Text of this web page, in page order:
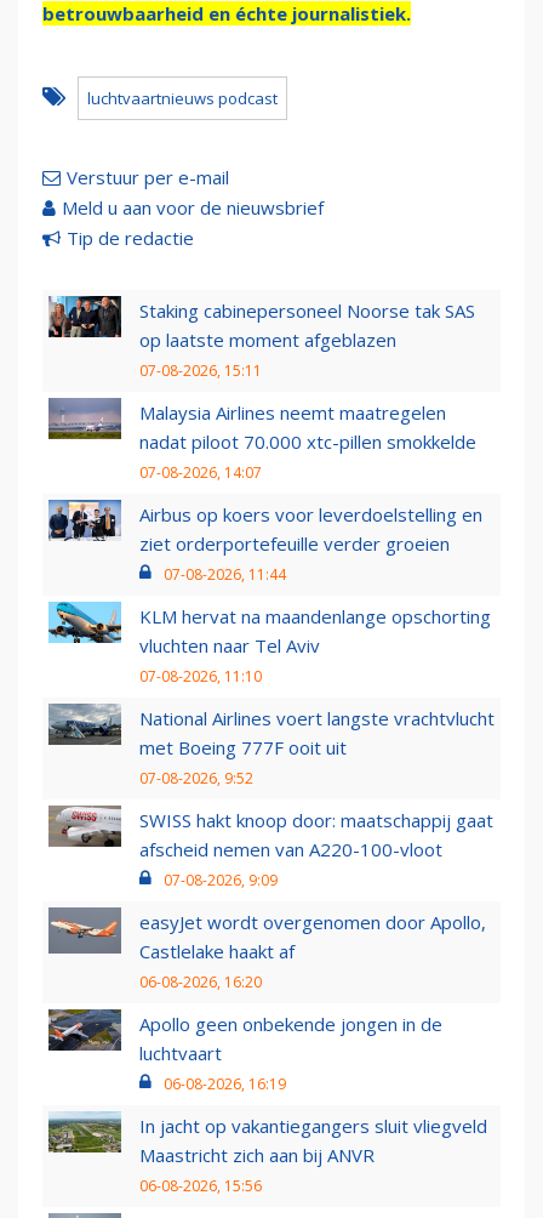
betrouwbaarheid en échte journalistiek.
luchtvaartnieuws podcast
Verstuur per e-mail
Meld u aan voor de nieuwsbrief
Tip de redactie
Staking cabinepersoneel Noorse tak SAS
op laatste moment afgeblazen
07-08-2026, 15:11
Malaysia Airlines neemt maatregelen
nadat piloot 70.000 xtc-pillen smokkelde
07-08-2026, 14:07
Airbus op koers voor leverdoelstelling en
ziet orderportefeuille verder groeien
07-08-2026, 11:44
KLM hervat na maandenlange opschorting
vluchten naar Tel Aviv
07-08-2026, 11:10
National Airlines voert langste vrachtvlucht
met Boeing 777F ooit uit
07-08-2026, 9:52
SWISS hakt knoop door: maatschappij gaat
afscheid nemen van A220-100-vloot
07-08-2026, 9:09
easyJet wordt overgenomen door Apollo,
Castlelake haakt af
06-08-2026, 16:20
Apollo geen onbekende jongen in de
luchtvaart
06-08-2026, 16:19
In jacht op vakantiegangers sluit vliegveld
Maastricht zich aan bij ANVR
06-08-2026, 15:56